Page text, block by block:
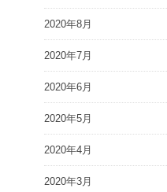
2020年8月
2020年7月
2020年6月
2020年5月
2020年4月
2020年3月